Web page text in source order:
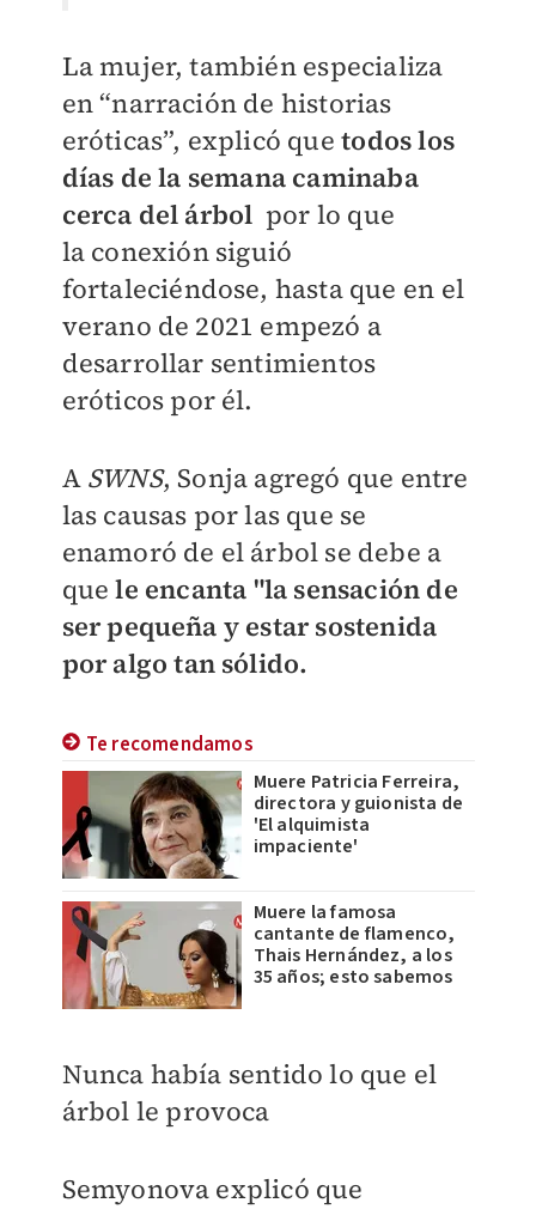
La mujer, tambiénespecializa
en “narración de historias
eróticas”, explicó que todos los
días de la semana caminaba
cerca del árbol por lo que
laconexión siguió
fortaleciéndose, hasta que en el
verano de 2021 empezó a
desarrollar sentimientos
eróticos por él.
A SWNS, Sonja agregó que entre
las causas por las que se
enamoró de el árbol se debe a
que le encanta "la sensación de
ser pequeña y estar sostenida
por algo tan sólido.
Te recomendamos
Muere Patricia Ferreira,
directora y guionista de
'El alquimista
impaciente'
Muere la famosa
cantante de flamenco,
Thais Hernández, a los
35 años; esto sabemos
Nunca había sentido lo que el
árbol le provoca
Semyonova explicó que